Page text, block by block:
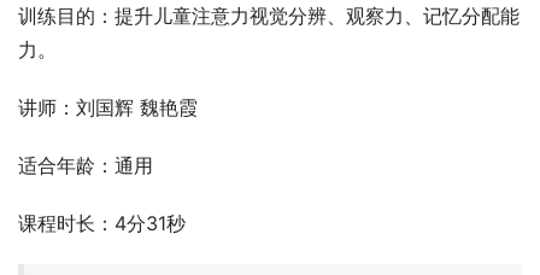
训练目的：提升儿童注意力视觉分辨、观察力、记忆分配能
力。
讲师：刘国辉 魏艳霞
适合年龄：通用
课程时长：4分31秒